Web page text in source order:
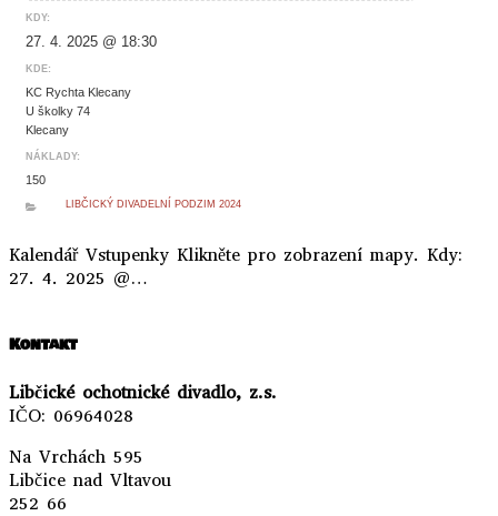
KDY:
27. 4. 2025 @ 18:30
KDE:
KC Rychta Klecany
U školky 74
Klecany
NÁKLADY:
150
LIBČICKÝ DIVADELNÍ PODZIM 2024
Kalendář Vstupenky Klikněte pro zobrazení mapy. Kdy:
27. 4. 2025 @…
Kontakt
Libčické ochotnické divadlo, z.s.
IČO: 06964028
Na Vrchách 595
Libčice nad Vltavou
252 66